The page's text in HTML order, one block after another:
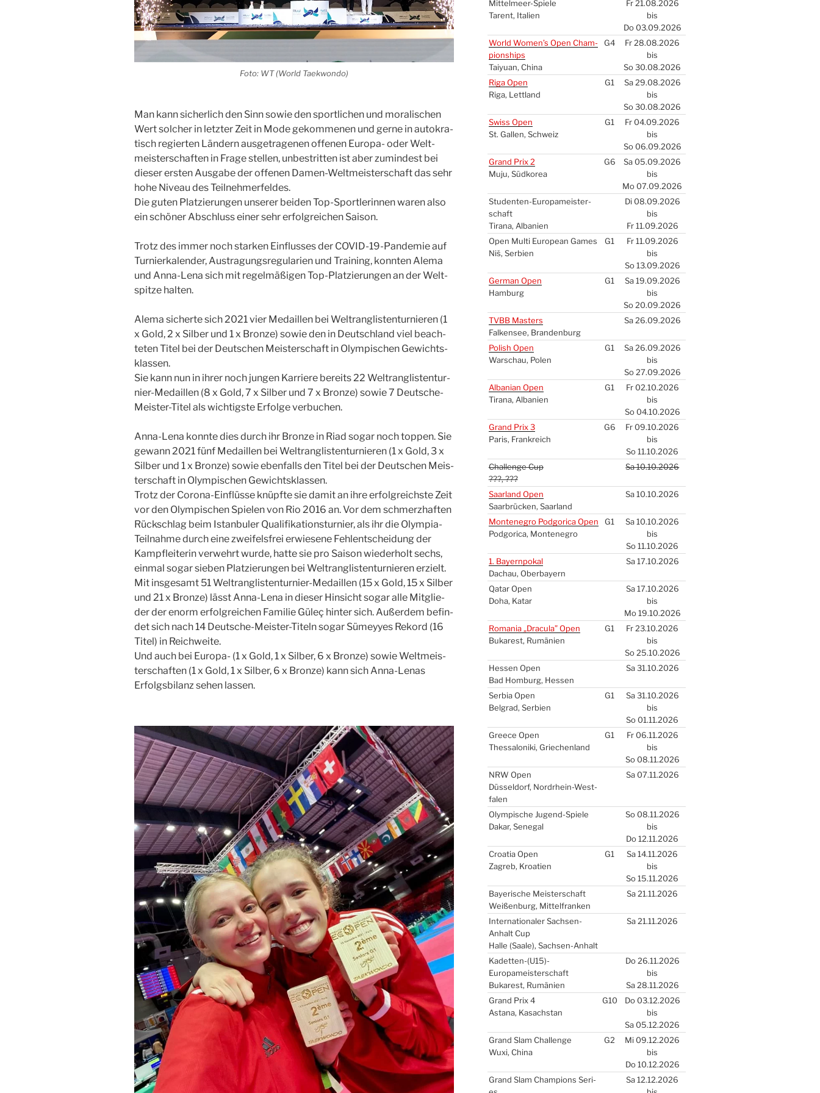
Foto: WT(World Tae­kwon­do)
Man kann sicher­lich den Sinn sowie den sport­li­chen und mora­li­schen
Wert sol­cher in letz­ter Zeit in Mode gekom­me­nen und ger­ne in auto­kra­
tisch regier­ten Län­dern aus­ge­tra­ge­nen offe­nen Euro­pa- oder Welt­
meis­ter­schaf­ten in Fra­ge stel­len, unbe­strit­ten ist aber zumin­dest bei
die­ser ers­ten Aus­ga­be der offe­nen Damen-Welt­meis­ter­schaft das sehr
hohe Niveau des Teil­neh­mer­fel­des.
Die guten Plat­zie­run­gen unse­rer bei­den Top-Sport­le­rin­nen waren also
ein schö­ner Abschluss einer sehr erfolg­rei­chen Sai­son.
Trotz des immer noch star­ken Ein­flus­ses der COVID-19-Pan­de­mie auf
Tur­nier­ka­len­der, Aus­tra­gungs­re­gu­la­ri­en und Trai­ning, konn­ten Ale­ma
und Anna-Lena sich mit regel­mä­ßi­gen Top-Plat­zie­run­gen an der Welt­
spit­ze hal­ten.
Ale­ma sicher­te sich 2021 vier Medail­len bei Welt­rang­lis­ten­tur­nie­ren (1
x Gold, 2 x Sil­ber und 1 x Bron­ze) sowie den in Deutsch­land viel beach­
te­ten Titel bei der Deut­schen Meis­ter­schaft in Olym­pi­schen Gewichts­
klas­sen.
Sie kann nun in ihrer noch jun­gen Kar­rie­re bereits 22 Welt­rang­lis­ten­tur­
nier-Medail­len (8 x Gold, 7 x Sil­ber und 7 x Bron­ze) sowie 7 Deut­sche-
Meis­ter-Titel als wich­tigs­te Erfol­ge ver­bu­chen.
Anna-Lena konn­te dies durch ihr Bron­ze in Riad sogar noch top­pen. Sie
gewann 2021 fünf Medail­len bei Welt­rang­lis­ten­tur­nie­ren (1 x Gold, 3 x
Sil­ber und 1 x Bron­ze) sowie eben­falls den Titel bei der Deut­schen Meis­
ter­schaft in Olym­pi­schen Gewichts­klas­sen.
Trotz der Coro­na-Ein­flüs­se knüpf­te sie damit an ihre erfolg­reichs­te Zeit
vor den Olym­pi­schen Spie­len von Rio 2016 an. Vor dem schmerz­haf­ten
Rück­schlag beim Istan­bu­ler Qua­li­fi­ka­ti­ons­tur­nier, als ihr die Olym­pia-
Teil­nah­me durch eine zwei­fels­frei erwie­se­ne Fehl­ent­schei­dung der
Kampf­lei­te­rin ver­wehrt wur­de, hat­te sie pro Sai­son wie­der­holt sechs,
ein­mal sogar sie­ben Plat­zie­run­gen bei Welt­rang­lis­ten­tur­nie­ren erzielt.
Mit ins­ge­samt 51 Welt­rang­lis­ten­tur­nier-Medail­len (15 x Gold, 15 x Sil­ber
und 21 x Bron­ze) lässt Anna-Lena in die­ser Hin­sicht sogar alle Mit­glie­
der der enorm erfolg­rei­chen Fami­lie Güleç hin­ter sich. Außer­dem befin­
det sich nach 14 Deut­sche-Meis­ter-Titeln sogar Sümey­yes Rekord (16
Titel) in Reich­wei­te.
Und auch bei Euro­pa- (1 x Gold, 1 x Sil­ber, 6 x Bron­ze) sowie Welt­meis­
ter­schaf­ten (1 x Gold, 1 x Sil­ber, 6 x Bron­ze) kann sich Anna-Lenas
Erfolgs­bi­lanz sehen las­sen.
Mit­tel­meer-Spie­le
Tarent, Ita­li­en
Fr 21.08.2026
bis
Do 03.09.2026
World Women’s Open Cham­
pion­ships
Tai­yu­an, Chi­na
G4
Fr 28.08.2026
bis
So 30.08.2026
Riga Open
Riga, Lett­land
G1
Sa 29.08.2026
bis
So 30.08.2026
Swiss Open
St. Gal­len, Schweiz
G1
Fr 04.09.2026
bis
So 06.09.2026
Grand Prix 2
Muju, Süd­ko­rea
G6
Sa 05.09.2026
bis
Mo 07.09.2026
Stu­den­ten-Euro­pa­meis­ter­
schaft
Tira­na, Alba­ni­en
Di 08.09.2026
bis
Fr 11.09.2026
Open Mul­ti Euro­pean Games
Niš, Ser­bi­en
G1
Fr 11.09.2026
bis
So 13.09.2026
Ger­man Open
Ham­burg
G1
Sa 19.09.2026
bis
So 20.09.2026
TVBBMas­ters
Fal­ken­see, Bran­den­burg
Sa 26.09.2026
Polish Open
War­schau, Polen
G1
Sa 26.09.2026
bis
So 27.09.2026
Alba­ni­an Open
Tira­na, Alba­ni­en
G1
Fr 02.10.2026
bis
So 04.10.2026
Grand Prix 3
Paris, Frank­reich
G6
Fr 09.10.2026
bis
So 11.10.2026
Chal­len­ge Cup
???, ???
Sa 10.10.2026
Saar­land Open
Saar­brü­cken, Saar­land
Sa 10.10.2026
Mon­te­ne­gro Pod­go­ri­ca Open
Pod­go­ri­ca, Mon­te­ne­gro
G1
Sa 10.10.2026
bis
So 11.10.2026
1. Bay­ern­po­kal
Dach­au, Ober­bay­ern
Sa 17.10.2026
Qatar Open
Doha, Katar
Sa 17.10.2026
bis
Mo 19.10.2026
Roma­nia „Dra­cu­la” Open
Buka­rest, Rumä­ni­en
G1
Fr 23.10.2026
bis
So 25.10.2026
Hes­sen Open
Bad Hom­burg, Hes­sen
Sa 31.10.2026
Ser­bia Open
Bel­grad, Ser­bi­en
G1
Sa 31.10.2026
bis
So 01.11.2026
Greece Open
Thes­sa­lo­ni­ki, Grie­chen­land
G1
Fr 06.11.2026
bis
So 08.11.2026
NRW Open
Düs­sel­dorf, Nord­rhein-West­
fa­len
Sa 07.11.2026
Olym­pi­sche Jugend-Spie­le
Dakar, Sene­gal
So 08.11.2026
bis
Do 12.11.2026
Croa­tia Open
Zagreb, Kroa­ti­en
G1
Sa 14.11.2026
bis
So 15.11.2026
Baye­ri­sche Meis­ter­schaft
Wei­ßen­burg, Mit­tel­fran­ken
Sa 21.11.2026
Inter­na­tio­na­ler Sach­sen-
Anhalt Cup
Hal­le (Saa­le), Sach­sen-Anhalt
Sa 21.11.2026
Kadetten-(U15)-
Europameisterschaft
Buka­rest, Rumä­ni­en
Do 26.11.2026
bis
Sa 28.11.2026
Grand Prix 4
Asta­na, Kasach­stan
G10
Do 03.12.2026
bis
Sa 05.12.2026
Grand Slam Chal­len­ge
Wuxi, Chi­na
G2
Mi 09.12.2026
bis
Do 10.12.2026
Grand Slam Cham­pions Seri­
Sa 12.12.2026